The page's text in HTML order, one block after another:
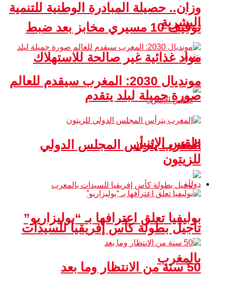
توقيف 10 مسيري مخابز بعد ضبط
مواد غذائية غير صالحة للاستهلاك
طقس الإثنين
تأجيل بطولة كأس إفريقيا للسيدات
بالمغرب
وزان.. حصيلة المبادرة الوطنية للتنمية
البشرية
مونديال 2030: المغرب سيقدم للعالم
صورة جميلة لبلد يتقدم
المغرب يترأس المجلس الدولي
للزيتون
دولية
بوليفيا تعلق اعترافها بـ “بوليزاريو”
50 سنة من الانتظار وما بعد